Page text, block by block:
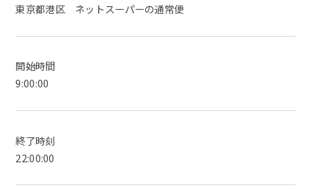
東京都港区 ネットスーパーの通常便
開始時間
9:00:00
終了時刻
22:00:00